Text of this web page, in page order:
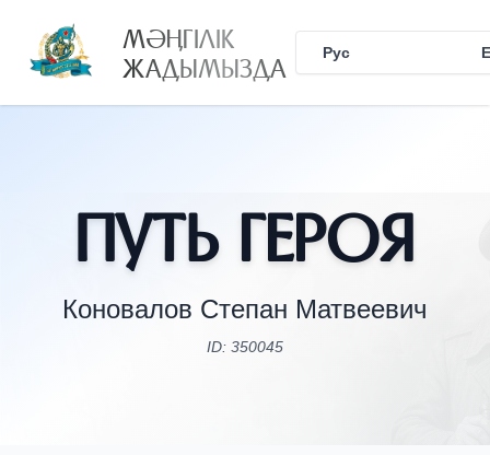
МӘҢГІЛІК
ЖАДЫМЫЗДА Рус
Путь Героя
Коновалов Степан Матвеевич
ID: 350045